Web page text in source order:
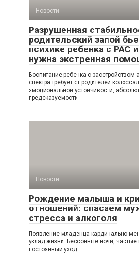
Новости
Разрушенная
родительский запой
психике ребенка с РАС
нужна экстренная
Воспитание ребенка с расстройством
спектра требует от родителей
эмоциональной устойчивости,
предсказуемости
Новости
Рождение малыша и
отношений: спасаем
стресса и алкоголя
Появление младенца кардинально
уклад жизни. Бессонные ночи, частые
постоянный уход